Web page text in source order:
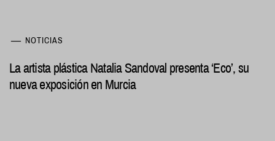
NOTICIAS
La artista plástica Natalia Sandoval presenta ‘Eco’, su
nueva exposición en Murcia